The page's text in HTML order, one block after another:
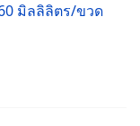
มิลลิลิตร/ขวด